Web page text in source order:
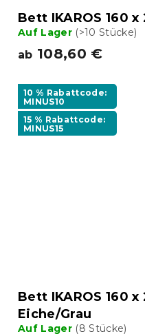
Bett IKAROS 160
Auf Lager (>10 Stücke)
ab 108,60 €
10 % Rabattcode:
MINUS10
15 % Rabattcode:
MINUS15
Bett IKAROS 160
Eiche/Grau
Auf Lager (8 Stücke)